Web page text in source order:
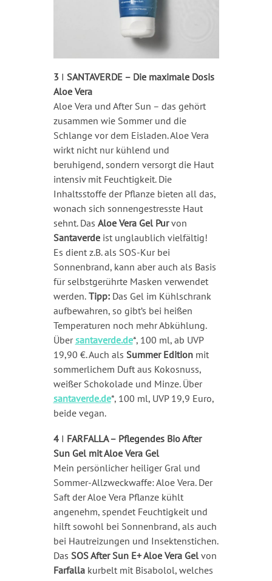
3 I SANTAVERDE – Die maximale Dosis
Aloe Vera
Aloe Vera und After Sun – das gehört
zusammen wie Sommer und die
Schlange vor dem Eisladen. Aloe Vera
wirkt nicht nur kühlend und
beruhigend, sondern versorgt die Haut
intensiv mit Feuchtigkeit. Die
Inhaltsstoffe der Pflanze bieten all das,
wonach sich sonnengestresste Haut
sehnt. Das Aloe Vera Gel Purvon
Santaverdeist unglaublich vielfältig!
Es dient z.B. als SOS-Kur bei
Sonnenbrand, kann aber auch als Basis
für selbstgerührte Masken verwendet
werden.Tipp:Das Gel im Kühlschrank
aufbewahren, so gibt’s bei heißen
Temperaturen noch mehr Abkühlung.
Über santaverde.de*, 100 ml, ab UVP
19,90 €. Auch als Summer Editionmit
sommerlichem Duft aus Kokosnuss,
weißer Schokolade und Minze. Über
santaverde.de*, 100 ml, UVP 19,9 Euro,
beide vegan.
4I FARFALLA – Pflegendes Bio After
Sun Gel mit Aloe Vera Gel
Mein persönlicher heiliger Gral und
Sommer-Allzweckwaffe: Aloe Vera. Der
Saft der Aloe Vera Pflanze kühlt
angenehm, spendet Feuchtigkeit und
hilft sowohl bei Sonnenbrand, als auch
bei Hautreizungen und Insektenstichen.
Das SOS After Sun E+ Aloe Vera Gelvon
Farfallakurbelt mit Bisabolol, welches